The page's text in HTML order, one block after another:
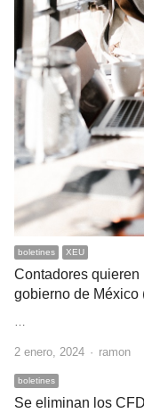
boletines XEU
Contadores quieren
gobierno de México
2 enero, 2024 Author
ramon
boletines
Se eliminan los